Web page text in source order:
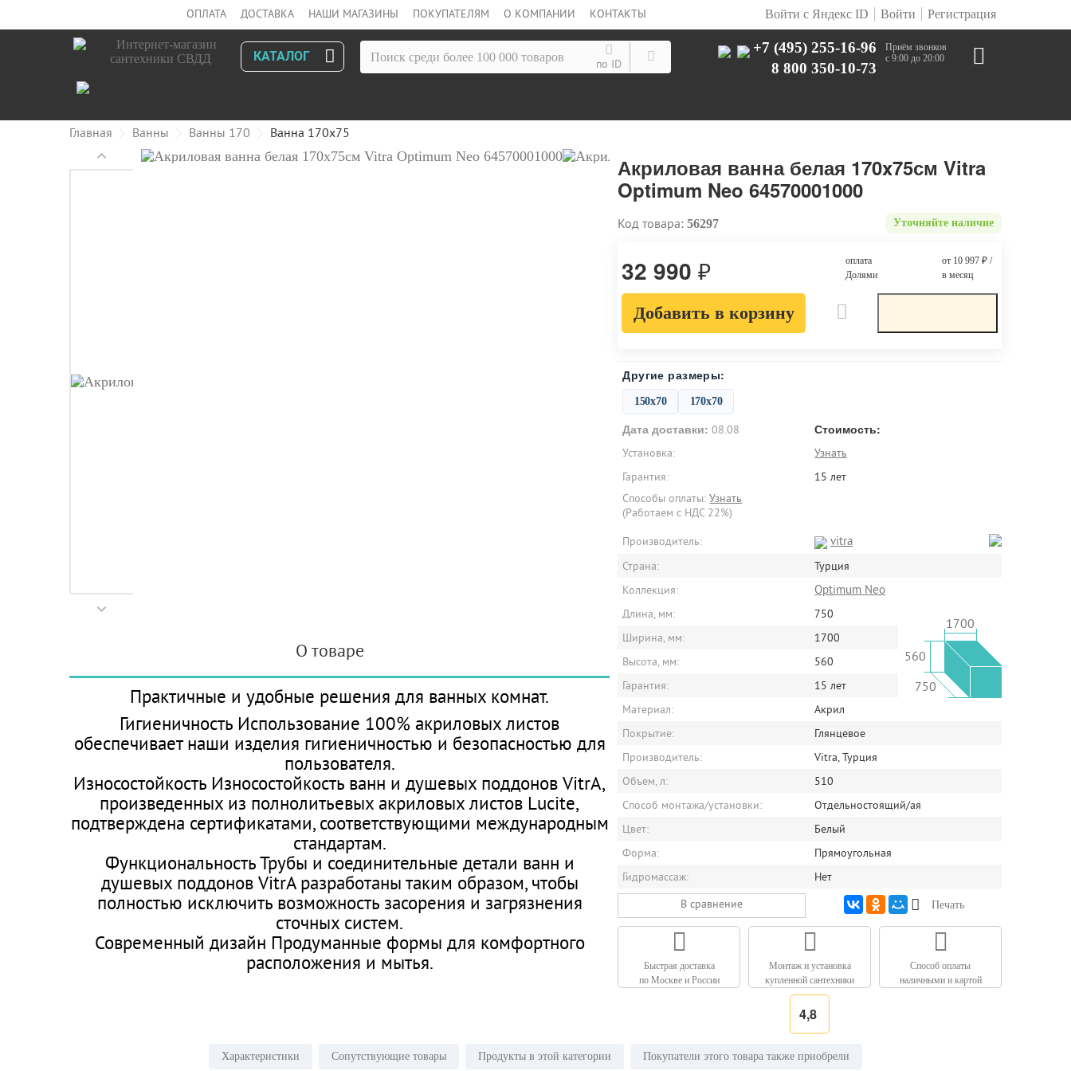
ОПЛАТА ДОСТАВКА НАШИ МАГАЗИНЫ ПОКУПАТЕЛЯМ О КОМПАНИИ КОНТАКТЫ Регистрация
Войти
Войти с Яндекс ID
Приём звонков
с 9:00 до 20:00
+7 (495) 255-16-96
8 800 350-10-73
по ID
КАТАЛОГ
Главная Ванны Ванны 170 Ванна 170x75
О товаре
Практичные и удобные решения для ванных комнат.
Гигиеничность Использование 100% акриловых листов
обеспечивает наши изделия гигиеничностью и безопасностью для
пользователя.
Износостойкость Износостойкость ванн и душевых поддонов VitrA,
произведенных из полнолитьевых акриловых листов Lucite,
подтверждена сертификатами, соответствующими международным
стандартам.
Функциональность Трубы и соединительные детали ванн и
душевых поддонов VitrA разработаны таким образом, чтобы
полностью исключить возможность засорения и загрязнения
сточных систем.
Современный дизайн Продуманные формы для комфортного
расположения и мытья.
Акриловая ванна белая 170x75см Vitra
Optimum Neo 64570001000
Код товара: 56297 Уточняйте наличие
32 990₽
оплата
Долями
от 10 997 ₽/
в месяц
Добавить в корзину
Другие размеры:
150x70 170x70
Дата доставки: 08.08 Стоимость:
Установка:
Узнать
Гарантия:
15 лет
Способы оплаты: Узнать
(Работаем с НДС 22%)
Производитель: vitra
Страна:
Турция
Коллекция:
Optimum Neo
Длина, мм:
750
Ширина, мм:
1700
Высота, мм:
560
Гарантия:
15 лет
Материал:
Акрил
Покрытие:
Глянцевое
Производитель:
Vitra, Турция
Объем, л:
510
Способ монтажа/установки:
Отдельностоящий/ая
Цвет:
Белый
Форма:
Прямоугольная
Гидромассаж:
Нет
560
1700
750
В сравнение Печать
Быстрая доставка
по Москве и России
Монтаж и установка
купленной сантехники
Способ оплаты
наличными и картой
4,8
Характеристики Сопутствующие товары Продукты в этой категории Покупатели этого товара также приобрели